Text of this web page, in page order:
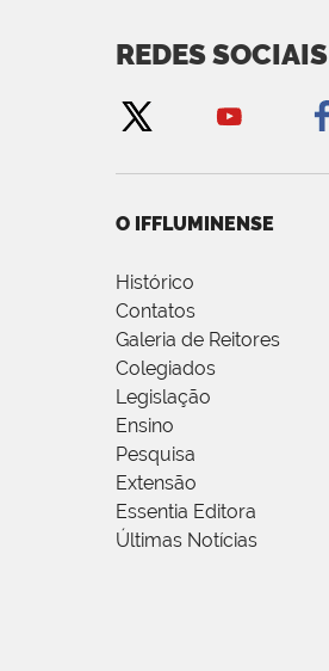
REDES SOCIAIS
O IFFLUMINENSE
Histórico
Contatos
Galeria de Reitores
Colegiados
Legislação
Ensino
Pesquisa
Extensão
Essentia Editora
Últimas Notícias